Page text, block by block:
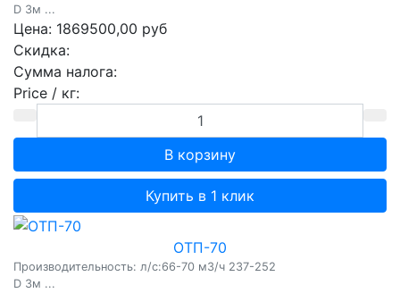
D 3м ...
Цена: 1869500,00 руб
Скидка:
Сумма налога:
Price / кг:
Купить в 1 клик
ОТП-70
Производительность: л/c:66-70 м3/ч 237-252
D 3м ...